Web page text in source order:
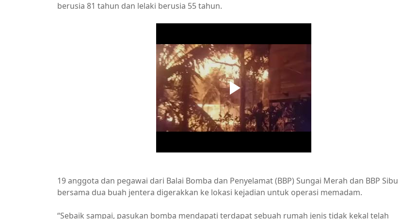
berusia 81 tahun dan lelaki berusia 55 tahun.
19 anggota dan pegawai dari Balai Bomba dan Penyelamat (BBP) Sungai Merah dan BBP Sibu
bersama dua buah jentera digerakkan ke lokasi kejadian untuk operasi memadam.
“Sebaik sampai, pasukan bomba mendapati terdapat sebuah rumah jenis tidak kekal telah